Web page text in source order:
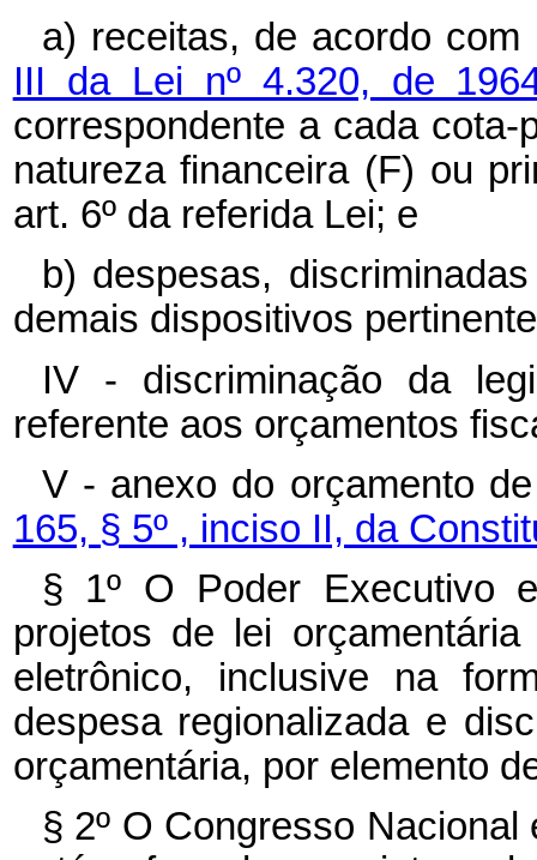
a) receitas, de acordo
III da Lei nº 4.320, de
correspondente a cada
natureza financeira (F) ou
art. 6º da referida Lei; e
b) despesas,
demais dispositivos
IV - discriminação da
referente aos orçamentos
V - anexo do orçamento
165, § 5º , inciso II, da
§ 1º O Poder Executivo
projetos de lei
eletrônico, inclusive na
despesa regionalizada e
orçamentária, por elemento
§ 2º O Congresso